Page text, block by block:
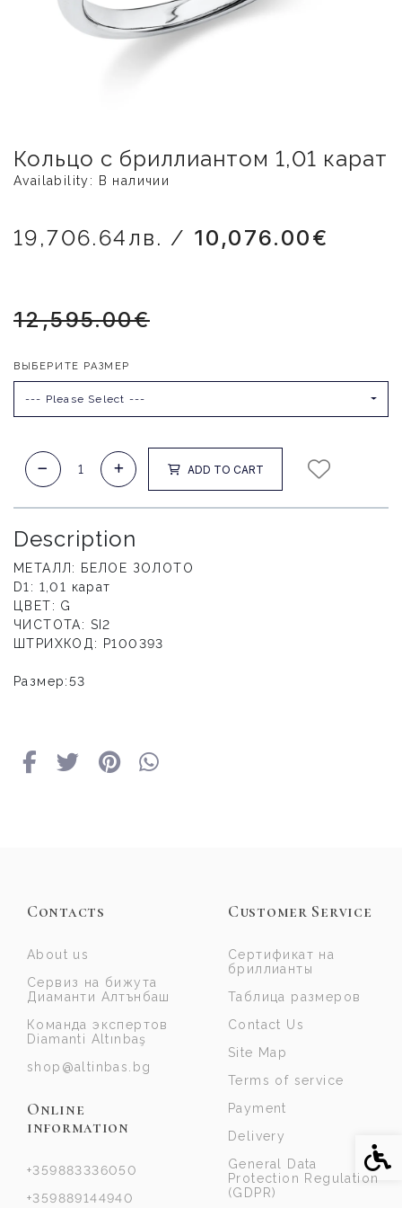
Кольцо с бриллиантом 1,01 карат
Availability: В наличии
19,706.64лв. / 10,076.00€
12,595.00€
ВЫБЕРИТЕ РАЗМЕР
--- Please Select ---
ADD TO CART
Description
МЕТАЛЛ: БЕЛОЕ ЗОЛОТО
D1: 1,01 карат
ЦВЕТ: G
ЧИСТОТА: SI2
ШТРИХКОД: P100393
Размер:53
Contacts
About us
Сервиз на бижута
Диаманти Алтънбаш
Команда экспертов
Diamanti Altınbaş
shop@altinbas.bg
Online
information
+359883336050
+359889144940
Customer Service
Сертификат на
бриллианты
Таблица размеров
Contact Us
Site Map
Terms of service
Payment
Delivery
General Data
Protection Regulation
(GDPR)